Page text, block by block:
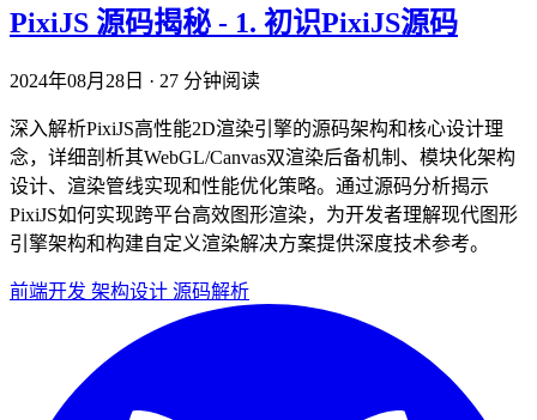
PixiJS 源码揭秘 - 1. 初识PixiJS源码
2024年08月28日 · 27 分钟阅读
深入解析PixiJS高性能2D渲染引擎的源码架构和核心设计理
念，详细剖析其WebGL/Canvas双渲染后备机制、模块化架构
设计、渲染管线实现和性能优化策略。通过源码分析揭示
PixiJS如何实现跨平台高效图形渲染，为开发者理解现代图形
引擎架构和构建自定义渲染解决方案提供深度技术参考。
前端开发 架构设计 源码解析